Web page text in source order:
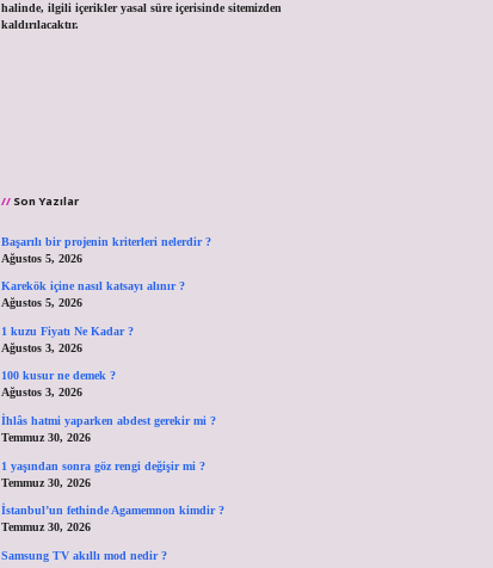
halinde, ilgili içerikler yasal süre içerisinde sitemizden
kaldırılacaktır.
Son Yazılar
Başarılı bir projenin kriterleri nelerdir ?
Ağustos 5, 2026
Karekök içine nasıl katsayı alınır ?
Ağustos 5, 2026
1 kuzu Fiyatı Ne Kadar ?
Ağustos 3, 2026
100 kusur ne demek ?
Ağustos 3, 2026
İhlâs hatmi yaparken abdest gerekir mi ?
Temmuz 30, 2026
1 yaşından sonra göz rengi değişir mi ?
Temmuz 30, 2026
İstanbul’un fethinde Agamemnon kimdir ?
Temmuz 30, 2026
Samsung TV akıllı mod nedir ?